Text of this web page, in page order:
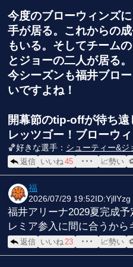
今度のブローウィンズ
手が居る。これからの
もいる。そしてチーム
とジョーの二人が居る。
今シーズンも福井ブロ
いですよね！
開幕節のtip-offが待ち遠
レッツゴー！ブローウィ
🏀好きな選手： シューティー&ジ
返信 いいね45 ･･･ 📈勢い
福
2026/07/29 19:52 ID:YjllYzg
福井アリーナ2029夏完成
レミア参入に間に合うから
返信 いいね23 ･･･ 📈勢い